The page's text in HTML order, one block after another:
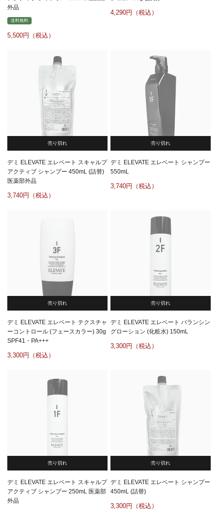
外品
送料無料
5,500
4,290
売り切れ
デミ ELEVATE エレベート スキャルプ
アクティブ シャンプー 450mL (詰替)
医薬部外品
3,740
売り切れ
デミ ELEVATE エレベート シャンプー
550mL
3,740
売り切れ
デミ ELEVATE エレベート テクスチャ
ーコントロール (フェースカラー) 30g
SPF41・PA+++
3,300
売り切れ
デミ ELEVATE エレベート バランシン
グローション (化粧水) 150mL
3,300
売り切れ
デミ ELEVATE エレベート スキャルプ
アクティブ シャンプー 250mL 医薬部
外品
売り切れ
デミ ELEVATE エレベート シャンプー
450mL (詰替)
3,300